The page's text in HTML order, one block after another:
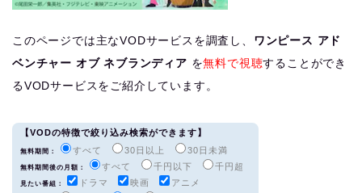
このページでは主なVODサービスを調査し、 ワンピース アド
ベンチャー オブ ネブランディア を無料で視聴することができ
るVODサービスをご紹介しています。
【VODの特徴で絞り込み検索ができます】
無料期間： すべて 30日以上 30日未満
無料期間後の月額： すべて 千円以下 千円超
見たい番組： ドラマ 映画 アニメ